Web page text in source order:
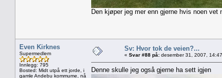
Den kjøper jeg mer enn gjerne hvis noen vet
Even Kirknes
Supermedlem
Innlegg: 795
Bosted: Midt utpå ett jorde, i
gamle Andebu kommume, nå
Sv: Hvor tok de veien?...
« Svar #88 på: desember 31, 2007,
Denne skulle jeg også gjerne ha sett igjen